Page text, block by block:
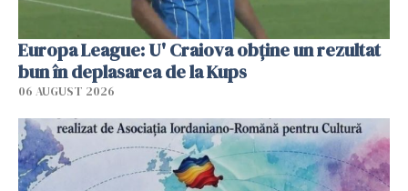
Europa League: U' Craiova obține un rezultat
bun în deplasarea de la Kups
06 AUGUST 2026